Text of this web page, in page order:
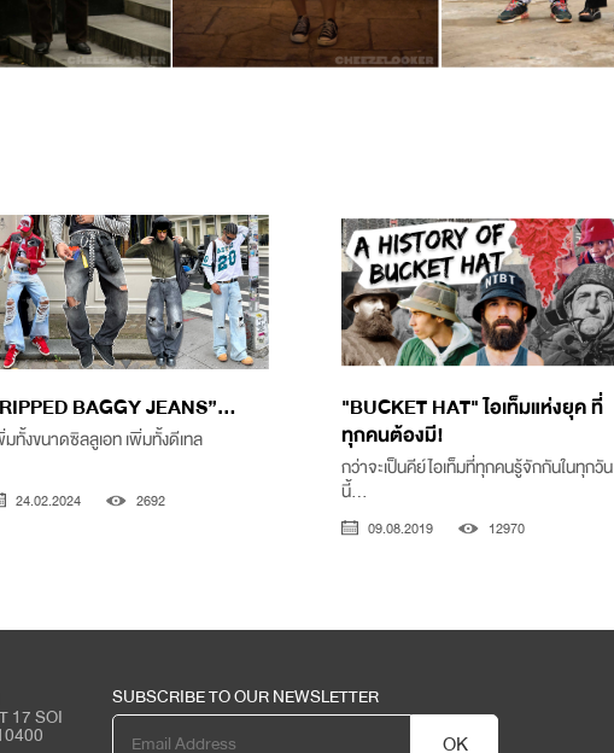
BAGGY JEANS”...
มทั้งขนาดซิลลูเอท เพิ่มทั้งดีเทล
24.02.2024 2692
"BUCKET HAT" ไอเท็มแห่งยุค ที่
ทุกคนต้องมี!
กว่าจะเป็นคีย์ไอเท็มที่ทุกคนรู้จักกันในทุกวัน
นี้...
09.08.2019 12970
17 SOI
SUBSCRIBE TO OUR NEWSLETTER
OK